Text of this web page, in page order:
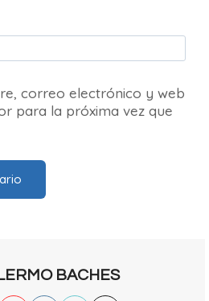
correo electrónico y web
para la próxima vez que
BACHES